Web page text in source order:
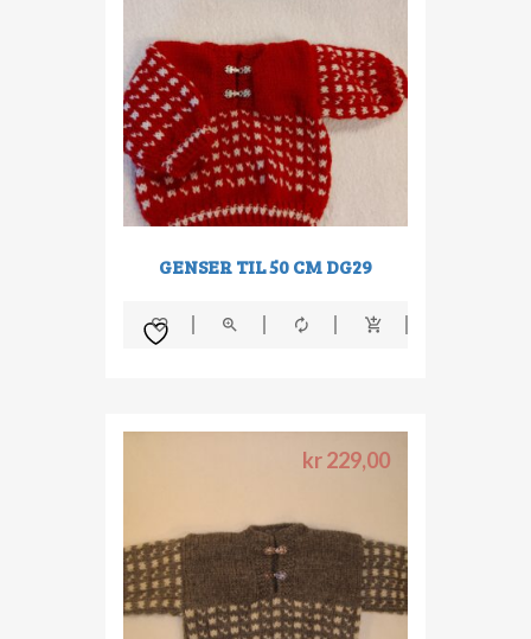
GENSER TIL 50 CM DG29
kr229,00